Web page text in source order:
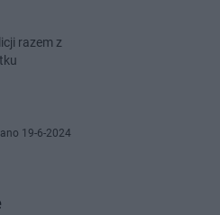
razem z
19-6-2024